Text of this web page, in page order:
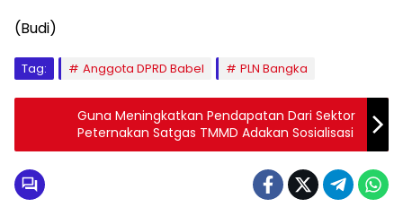
(Budi)
Tag: Anggota DPRD Babel PLN Bangka
Guna Meningkatkan Pendapatan Dari Sektor
Peternakan Satgas TMMD Adakan Sosialisasi